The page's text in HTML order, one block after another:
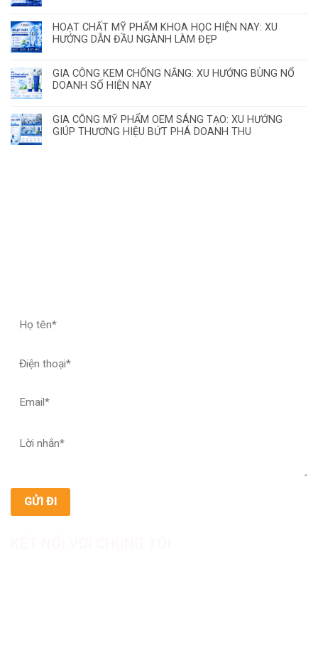
HOẠT CHẤT MỸ PHẨM KHOA HỌC HIỆN NAY: XU
HƯỚNG DẪN ĐẦU NGÀNH LÀM ĐẸP
GIA CÔNG KEM CHỐNG NẮNG: XU HƯỚNG BÙNG NỔ
DOANH SỐ HIỆN NAY
GIA CÔNG MỸ PHẨM OEM SÁNG TẠO: XU HƯỚNG
GIÚP THƯƠNG HIỆU BỨT PHÁ DOANH THU